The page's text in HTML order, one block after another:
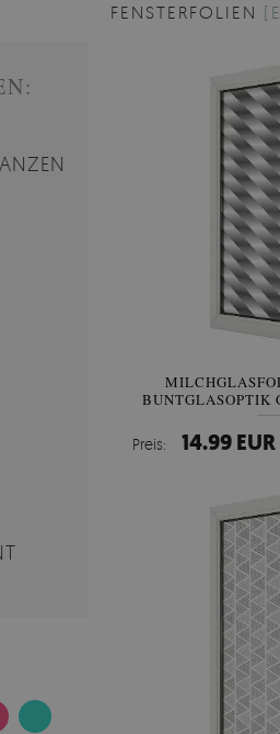
FENSTERFOLIEN
BUNTGLASOPTIK
Preis: 14.99 EUR